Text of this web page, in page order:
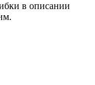
в описании